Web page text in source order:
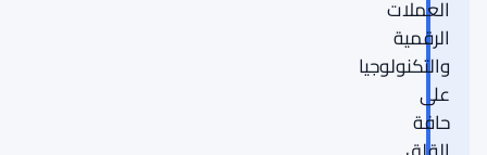
العملات
الرقمية
والتكنولوجيا
على
حافة